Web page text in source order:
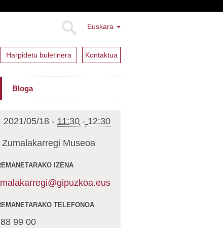
Euskara
Harpidetu buletinera Kontaktua
Bloga
2021/05/18 - 11:30 - 12:30
Zumalakarregi Museoa
IZENA
TELEFONOA
99 00